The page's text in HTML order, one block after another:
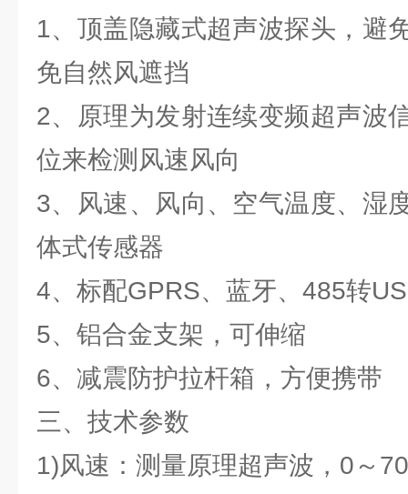
1、顶盖隐藏式超声波探头，避
免自然风遮挡
2、原理为发射连续变频超声波
位来检测风速风向
3、风速、风向、空气温度、湿
体式传感器
4、标配GPRS、蓝牙、485转
5、铝合金支架，可伸缩
6、减震防护拉杆箱，方便携带
三、技术参数
1)风速：测量原理超声波，0～